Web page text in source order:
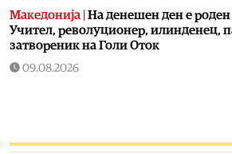
Македонија На денешен ден е
Учител, револуционер, илинденец,
затвореник на Голи Оток
09.08.2026
Македонија|Музичко-сценски